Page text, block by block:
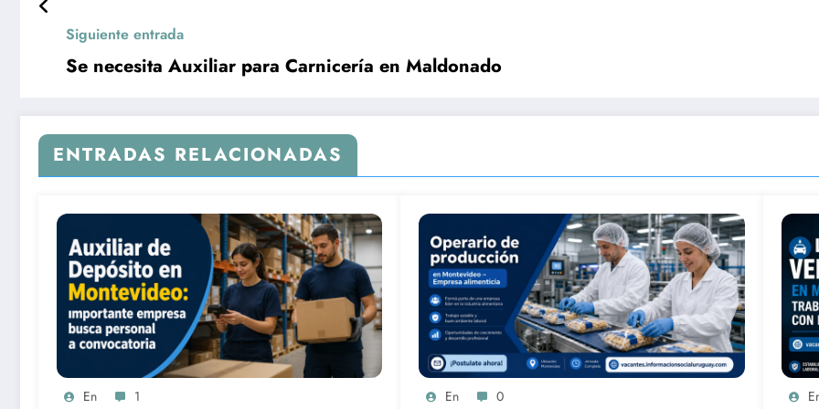
Siguiente entrada
Se necesita Auxiliar para Carnicería en Maldonado
ENTRADAS RELACIONADAS
En 1 En 0